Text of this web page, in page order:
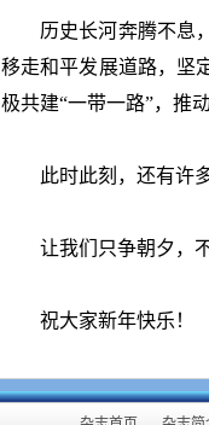
历史长河奔腾不息
移走和平发展道路，坚
极共建“一带一路”，推
此时此刻，还有许
让我们只争朝夕，
祝大家新年快乐！